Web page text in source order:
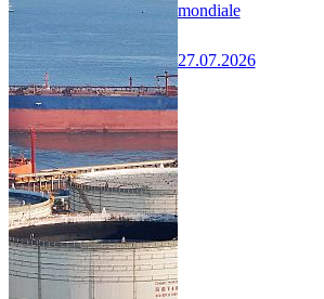
mondiale
27.07.2026